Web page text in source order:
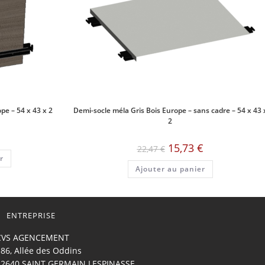
– 54 x 43 x 2
Demi-socle méla Gris Bois Europe – sans cadre – 54 x 43
2
22,47€ Le
prix
initial
était :
22,47 €.
15,73 €Le
prix
actuel
est :
15,73 €.
Ajouter au panier
ENTREPRISE
AGENCEMENT
Allée des Oddins